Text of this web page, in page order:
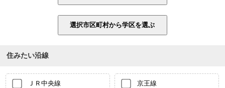
住みたい沿線
ＪＲ中央線 京王線